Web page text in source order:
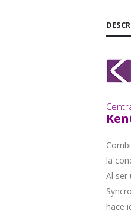
la
Al ser
hace